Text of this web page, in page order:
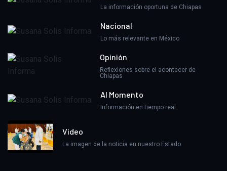
La información oportuna de Chiapas
Nacional
Lo más relevante en México
Opinión
Reflexiones sobre el acontecer de
Chiapas
Al Momento
Información en tiempo real.
Video
La imagen de la noticia en nuestro Estado